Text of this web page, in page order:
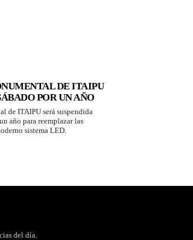
DE ITAIPU
POR UN AÑO
de ITAIPU será suspendida
año para reemplazar las
sistema LED.
del día.